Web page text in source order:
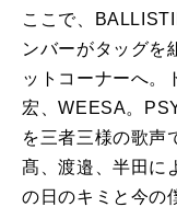
ここで、
ンバーがタッグを
ットコーナーへ。
宏、WEESA。
を三者三様の歌声
髙、渡邉、半田に
の日のキミと今の